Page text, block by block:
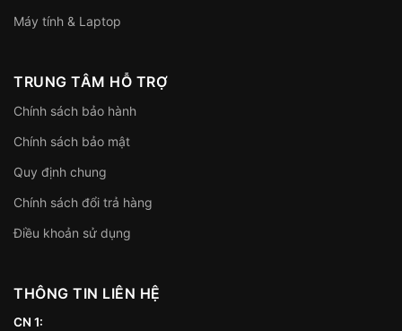
Máy tính & Laptop
TRUNG TÂM HỖ TRỢ
Chính sách bảo hành
Chính sách bảo mật
Quy định chung
Chính sách đổi trả hàng
Điều khoản sử dụng
THÔNG TIN LIÊN HỆ
CN 1: